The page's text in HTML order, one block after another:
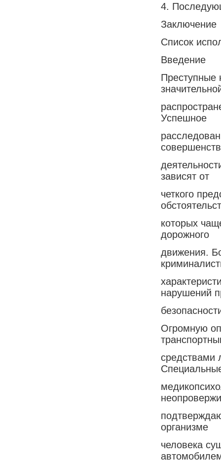
4.
Заключение
Список
Введение
Преступные
Успешное
зависят от
четкого
которых
дорожного
движения.
нарушений
Огромную
средствами
организме
человека